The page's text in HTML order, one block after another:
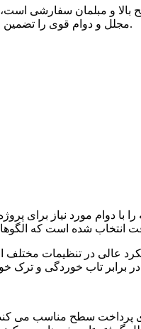
مجلل و دوام قوی را تضمین می‌کند و هر فضایی را با رنگ‌های غنی و گرم خود بهبود می‌بخشد.
عالی در تنظیمات مختلف
برای پرداخت سطح مناسب